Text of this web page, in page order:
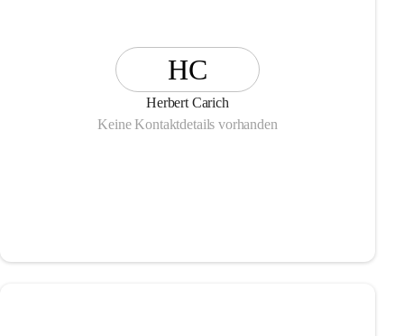
HC
Herbert Carich
Keine Kontaktdetails vorhanden